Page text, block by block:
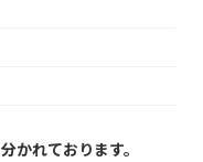
かれております。